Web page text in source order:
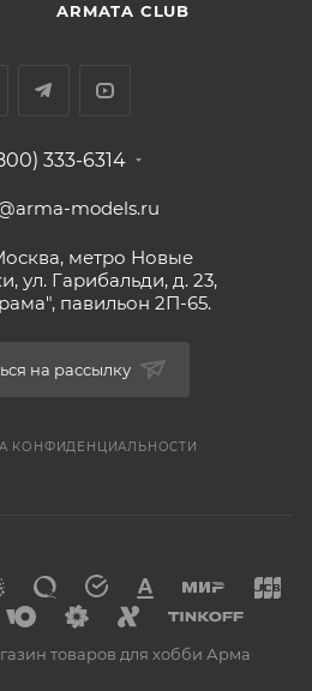
ARMATA CLUB
333-6314
models.ru
метро Новые
ул. Гарибальди, д. 23,
павильон 2П-65.
на рассылку
КОНФИДЕНЦИАЛЬНОСТИ
товаров для хобби Арма